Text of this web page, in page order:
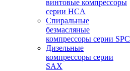
винтовые компрессоры
серии HCA
Спиральные
безмасляные
компрессоры серии SPC
Дизельные
компрессоры серии
SAX